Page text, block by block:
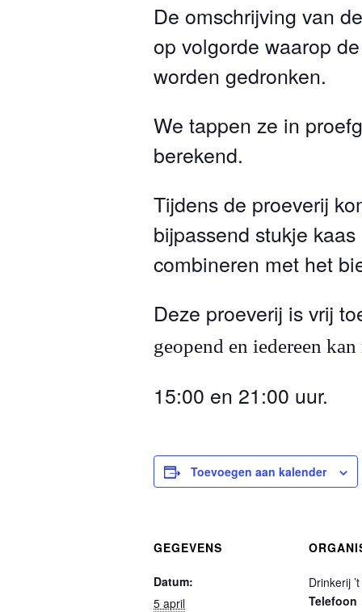
De omschrijving van
op volgorde waarop
worden gedronken.
We tappen ze in
berekend.
Tijdens de proeverij
bijpassend stukje
combineren met het
Deze proeverij is vrij
geopend en iedereen
15:00 en 21:00 uur.
Toevoegen aan kalender
GEGEVENS
Datum:
5 april
Drinkerij
Telefoon